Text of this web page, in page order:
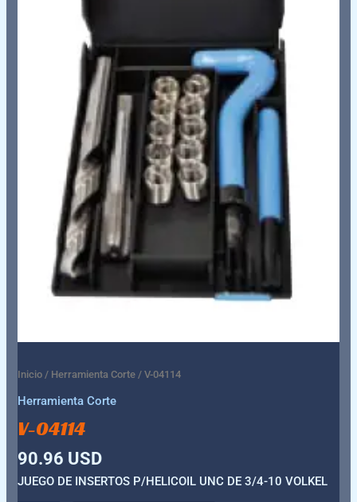
Inicio / Herramienta Corte / V-04114
Herramienta Corte
V-04114
90.96 USD
JUEGO DE INSERTOS P/HELICOIL UNC DE 3/4-10 VOLKEL